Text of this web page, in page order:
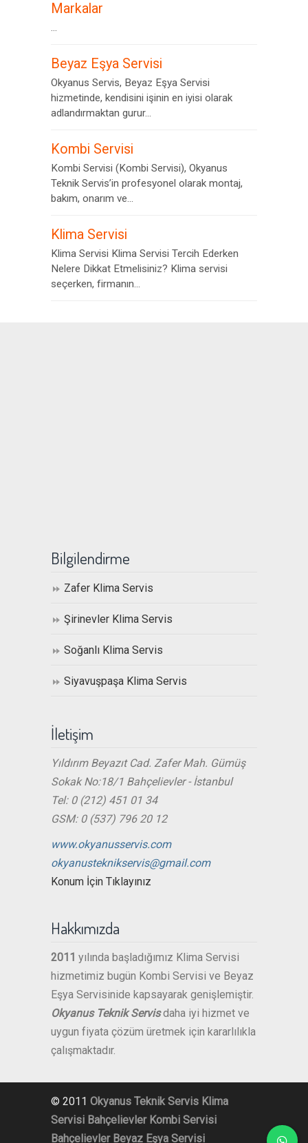
Markalar
...
Beyaz Eşya Servisi
Okyanus Servis, Beyaz Eşya Servisi
hizmetinde, kendisini işinin en iyisi olarak
adlandırmaktan gurur...
Kombi Servisi
Kombi Servisi (Kombi Servisi), Okyanus
Teknik Servis’in profesyonel olarak montaj,
bakım, onarım ve...
Klima Servisi
Klima Servisi Klima Servisi Tercih Ederken
Nelere Dikkat Etmelisiniz? Klima servisi
seçerken, firmanın...
Bilgilendirme
Zafer Klima Servis
Şirinevler Klima Servis
Soğanlı Klima Servis
Siyavuşpaşa Klima Servis
İletişim
Yıldırım Beyazıt Cad. Zafer Mah. Gümüş
Sokak No:18/1 Bahçelievler - İstanbul
Tel: 0 (212) 451 01 34
GSM: 0 (537) 796 20 12
www.okyanusservis.com
okyanusteknikservis@gmail.com
Konum İçin Tıklayınız
Hakkımızda
2011 yılında başladığımız Klima Servisi
hizmetimiz bugün Kombi Servisi ve Beyaz
Eşya Servisinide kapsayarak genişlemiştir.
Okyanus Teknik Servisdaha iyi hizmet ve
uygun fiyata çözüm üretmek için kararlılıkla
çalışmaktadır.
© 2011 Okyanus Teknik Servis Klima
Servisi Bahçelievler Kombi Servisi
Bahçelievler Beyaz Eşya Servisi